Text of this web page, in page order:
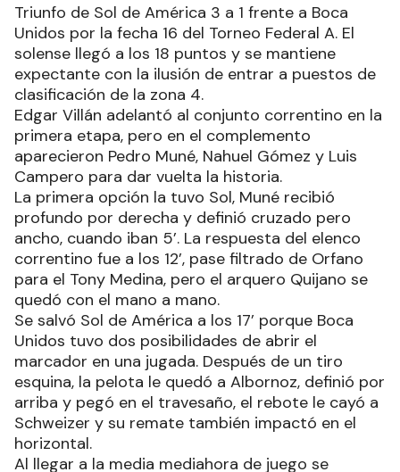
Triunfo de Sol de América 3 a 1 frente a Boca
Unidos por la fecha 16 del Torneo Federal A. El
solense llegó a los 18 puntos y se mantiene
expectante con la ilusión de entrar a puestos de
clasificación de la zona 4.
Edgar Villán adelantó al conjunto correntino en la
primera etapa, pero en el complemento
aparecieron Pedro Muné, Nahuel Gómez y Luis
Campero para dar vuelta la historia.
La primera opción la tuvo Sol, Muné recibió
profundo por derecha y definió cruzado pero
ancho, cuando iban 5’. La respuesta del elenco
correntino fue a los 12’, pase filtrado de Orfano
para el Tony Medina, pero el arquero Quijano se
quedó con el mano a mano.
Se salvó Sol de América a los 17’ porque Boca
Unidos tuvo dos posibilidades de abrir el
marcador en una jugada. Después de un tiro
esquina, la pelota le quedó a Albornoz, definió por
arriba y pegó en el travesaño, el rebote le cayó a
Schweizer y su remate también impactó en el
horizontal.
Al llegar a la media mediahora de juego se